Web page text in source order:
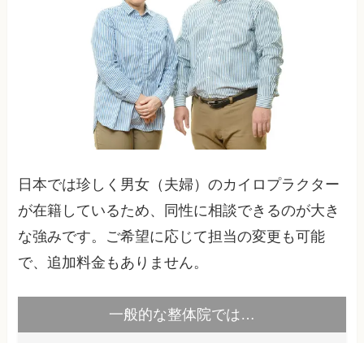
日本では珍しく男女（夫婦）のカイロプラクター
が在籍しているため、同性に相談できるのが大き
な強みです。ご希望に応じて担当の変更も可能
で、追加料金もありません。
一般的な整体院では…